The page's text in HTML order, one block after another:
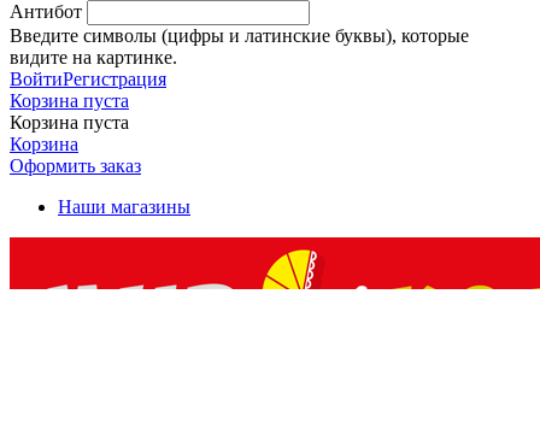
Антибот
Введите символы (цифры и латинские буквы), которые
видите на картинке.
ВойтиРегистрация
Корзина пуста
Корзина пуста
Корзина
Оформить заказ
Наши магазины